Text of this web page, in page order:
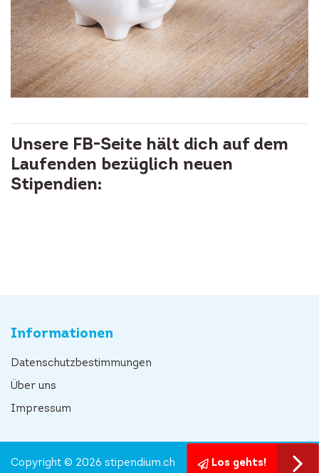
Unsere FB-Seite hält dich auf dem
Laufenden bezüglich neuen
Stipendien:
Informationen
Datenschutzbestimmungen
Über uns
Impressum
Los gehts!
Copyright © 2026 stipendium.ch